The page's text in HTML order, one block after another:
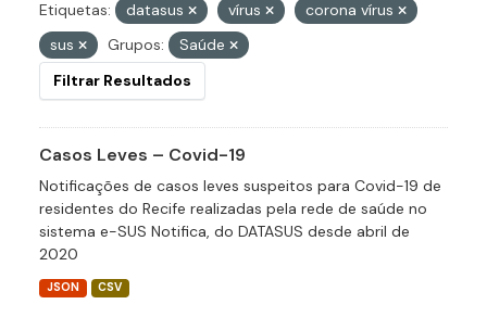
Etiquetas: datasus vírus
corona vírus
sus
Grupos:
Saúde
Filtrar Resultados
Casos Leves – Covid-19
Notificações de casos leves suspeitos para Covid-19 de
residentes do Recife realizadas pela rede de saúde no
sistema e-SUS Notifica, do DATASUS desde abril de
2020
JSON CSV